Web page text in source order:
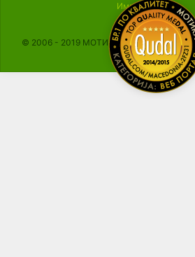
Импресум
© 2006 - 2019 МОТИКА, Сите права се